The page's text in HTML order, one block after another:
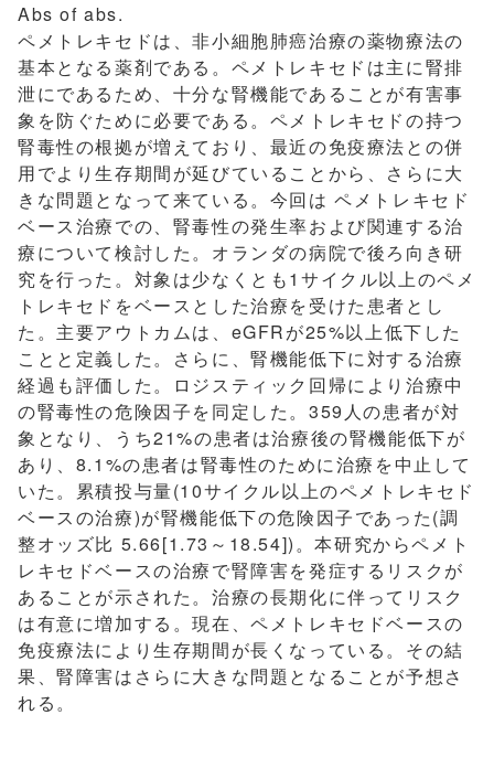
Abs of abs.
ペメトレキセドは、非小細胞肺癌治療の薬物療法の
基本となる薬剤である。ペメトレキセドは主に腎排
泄にであるため、十分な腎機能であることが有害事
象を防ぐために必要である。ペメトレキセドの持つ
腎毒性の根拠が増えており、最近の免疫療法との併
用でより生存期間が延びていることから、さらに大
きな問題となって来ている。今回は ペメトレキセド
ベース治療での、腎毒性の発生率および関連する治
療について検討した。オランダの病院で後ろ向き研
究を行った。対象は少なくとも1サイクル以上のペメ
トレキセドをベースとした治療を受けた患者とし
た。主要アウトカムは、eGFRが25%以上低下した
ことと定義した。さらに、腎機能低下に対する治療
経過も評価した。ロジスティック回帰により治療中
の腎毒性の危険因子を同定した。359人の患者が対
象となり、うち21%の患者は治療後の腎機能低下が
あり、8.1%の患者は腎毒性のために治療を中止して
いた。累積投与量(10サイクル以上のペメトレキセド
ベースの治療)が腎機能低下の危険因子であった(調
整オッズ比 5.66[1.73～18.54])。本研究からペメト
レキセドベースの治療で腎障害を発症するリスクが
あることが示された。治療の長期化に伴ってリスク
は有意に増加する。現在、ペメトレキセドベースの
免疫療法により生存期間が長くなっている。その結
果、腎障害はさらに大きな問題となることが予想さ
れる。